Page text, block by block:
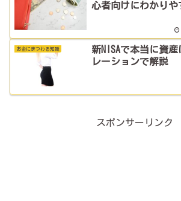
心者向けにわかりや
お金にまつわる知識
新NISAで本当に資
レーションで解説
スポンサーリンク